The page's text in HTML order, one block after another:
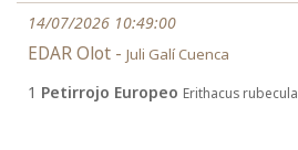
14/07/2026 10:49:00
EDAR Olot - Juli Galí Cuenca
1 Petirrojo Europeo Erithacus rubecula